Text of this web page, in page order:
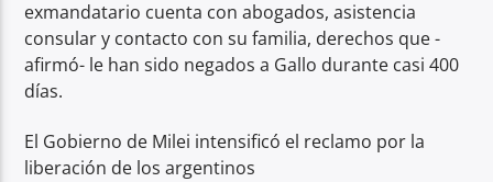
exmandatario cuenta con abogados, asistencia
consular y contacto con su familia, derechos que -
afirmó- le han sido negados a Gallo durante casi 400
días.
El Gobierno de Milei intensificó el reclamo por la
liberación de los argentinos